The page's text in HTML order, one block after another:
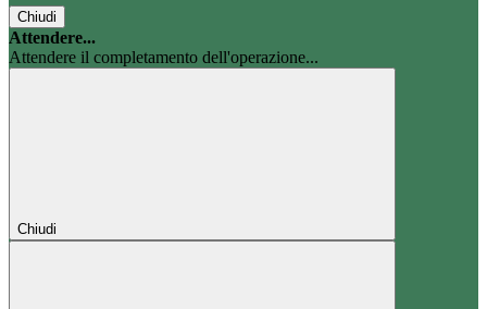
Chiudi
Attendere...
Attendere il completamento dell'operazione...
Chiudi